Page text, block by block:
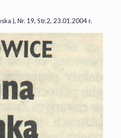
), Nr. 19, Str.2, 23.01.2004 r.